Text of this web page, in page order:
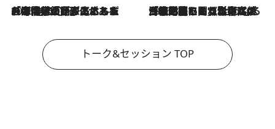
2026.8.3
「今後値上げがあるとすれば…」「リスクがあるのは今年の冬」エネルギー専門家が語る、ホルムズ海峡封鎖が家庭にもたらす“ある心配” 2026.8.3
「住宅建てられない…」「サーチャージ料の高値が続いている」ホルムズ海峡封鎖による影響はいつまで続く？《エネルギー専門家に聞く“どうなる日本の暮らし”》
トーク&セッション TOP